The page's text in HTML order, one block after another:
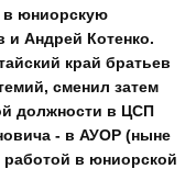
в юниорскую
Андрей Котенко.
край братьев
сменил затем
должности в ЦСП
- в АУОР (ныне
работой в юниорской